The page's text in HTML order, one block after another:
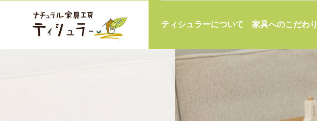
ティシュラーについて 家具へのこだわり